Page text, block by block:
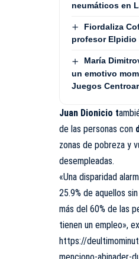
neumáticos en
Fiordaliza
profesor Elpidio
María
un emotivo
Juegos
Juan Dionicio t
de las personas con
zonas de pobreza y
desempleadas.
«Una disparidad
25.9% de aquellos
más del 60% de las
tienen un empleo»,
https://